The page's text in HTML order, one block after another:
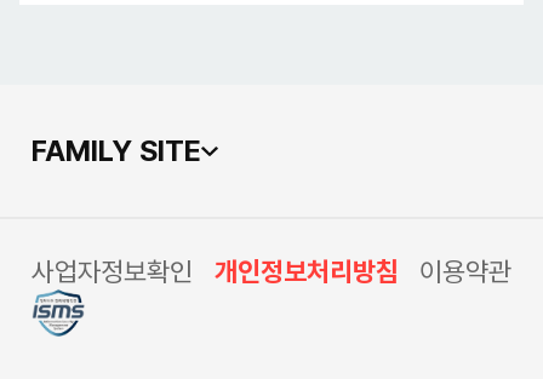
우 차돌박이
차돌박이 2
FAMILY SITE
사업자정보확인 개인정보처리방침 이용약관